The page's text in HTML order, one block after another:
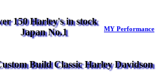
150 Harley's in stock
Japan No.1
MY Performance
Build Classic Harley Davidson